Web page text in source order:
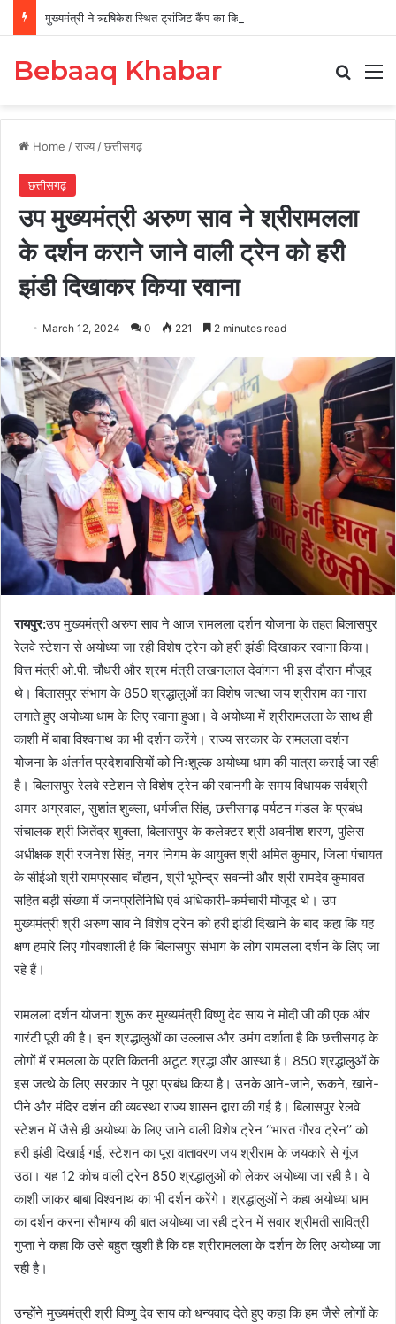
मुख्यमंत्री ने ऋषिकेश स्थित ट्रांजिट कैंप का किया औचक निरीक्षण
Bebaaq Khabar
Home /राज्य /छत्तीसगढ़
छत्तीसगढ़
उप मुख्यमंत्री अरुण साव ने श्रीरामलला
के दर्शन कराने जाने वाली ट्रेन को हरी
झंडी दिखाकर किया रवाना
March 12, 2024 0 221 2 minutes read
रायपुर:उप मुख्यमंत्री अरुण साव ने आज रामलला दर्शन योजना के तहत बिलासपुर
रेलवे स्टेशन से अयोध्या जा रही विशेष ट्रेन को हरी झंडी दिखाकर रवाना किया।
वित्त मंत्री ओ.पी. चौधरी और श्रम मंत्री लखनलाल देवांगन भी इस दौरान मौजूद
थे। बिलासपुर संभाग के 850 श्रद्धालुओं का विशेष जत्था जय श्रीराम का नारा
लगाते हुए अयोध्या धाम के लिए रवाना हुआ। वे अयोध्या में श्रीरामलला के साथ ही
काशी में बाबा विश्वनाथ का भी दर्शन करेंगे। राज्य सरकार के रामलला दर्शन
योजना के अंतर्गत प्रदेशवासियों को निःशुल्क अयोध्या धाम की यात्रा कराई जा रही
है। बिलासपुर रेलवे स्टेशन से विशेष ट्रेन की रवानगी के समय विधायक सर्वश्री
अमर अग्रवाल, सुशांत शुक्ला, धर्मजीत सिंह, छत्तीसगढ़ पर्यटन मंडल के प्रबंध
संचालक श्री जितेंद्र शुक्ला, बिलासपुर के कलेक्टर श्री अवनीश शरण, पुलिस
अधीक्षक श्री रजनेश सिंह, नगर निगम के आयुक्त श्री अमित कुमार, जिला पंचायत
के सीईओ श्री रामप्रसाद चौहान, श्री भूपेन्द्र सवन्नी और श्री रामदेव कुमावत
सहित बड़ी संख्या में जनप्रतिनिधि एवं अधिकारी-कर्मचारी मौजूद थे। उप
मुख्यमंत्री श्री अरुण साव ने विशेष ट्रेन को हरी झंडी दिखाने के बाद कहा कि यह
क्षण हमारे लिए गौरवशाली है कि बिलासपुर संभाग के लोग रामलला दर्शन के लिए जा
रहे हैं।
रामलला दर्शन योजना शुरू कर मुख्यमंत्री विष्णु देव साय ने मोदी जी की एक और
गारंटी पूरी की है। इन श्रद्धालुओं का उल्लास और उमंग दर्शाता है कि छत्तीसगढ़ के
लोगों में रामलला के प्रति कितनी अटूट श्रद्धा और आस्था है। 850 श्रद्धालुओं के
इस जत्थे के लिए सरकार ने पूरा प्रबंध किया है। उनके आने-जाने, रूकने, खाने-
पीने और मंदिर दर्शन की व्यवस्था राज्य शासन द्वारा की गई है। बिलासपुर रेलवे
स्टेशन में जैसे ही अयोध्या के लिए जाने वाली विशेष ट्रेन ‘‘भारत गौरव ट्रेन’’ को
हरी झंडी दिखाई गई, स्टेशन का पूरा वातावरण जय श्रीराम के जयकारे से गूंज
उठा। यह 12 कोच वाली ट्रेन 850 श्रद्धालुओं को लेकर अयोध्या जा रही है। वे
काशी जाकर बाबा विश्वनाथ का भी दर्शन करेंगे। श्रद्धालुओं ने कहा अयोध्या धाम
का दर्शन करना सौभाग्य की बात अयोध्या जा रही ट्रेन में सवार श्रीमती सावित्री
गुप्ता ने कहा कि उसे बहुत खुशी है कि वह श्रीरामलला के दर्शन के लिए अयोध्या जा
रही है।
उन्होंने मुख्यमंत्री श्री विष्णु देव साय को धन्यवाद देते हुए कहा कि हम जैसे लोगों के